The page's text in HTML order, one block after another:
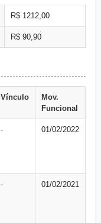
R$ 1212,00
R$ 90,90
Vínculo
Mov.
Funcional
- 01/02/2022
- 01/02/2021